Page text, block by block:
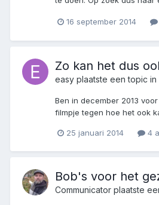
16 september 2014
Zo kan het dus
easy plaatste een topic in
Ben in december 2013
filmpje tegen hoe het ook
25 januari 2014 4
Bob's voor het
Communicator plaatste